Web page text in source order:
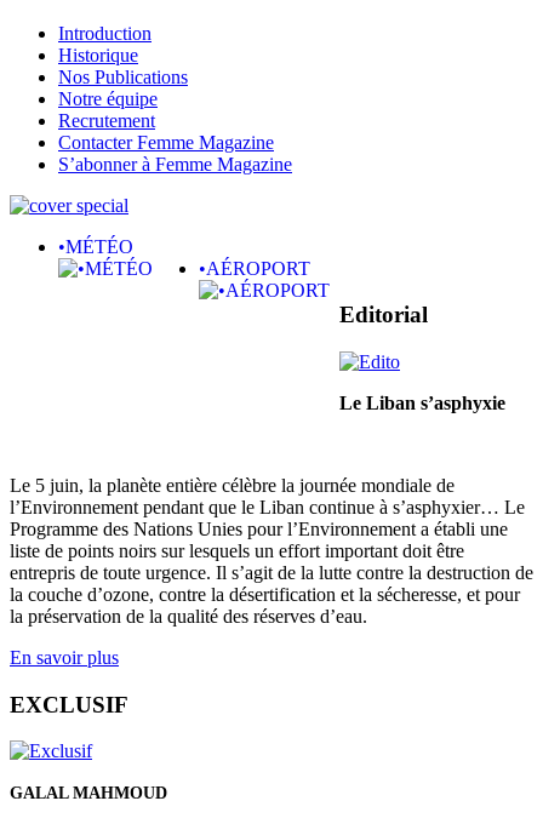
Introduction
Historique
Nos Publications
Notre équipe
Recrutement
Contacter Femme Magazine
S’abonner à Femme Magazine
•MÉTÉO
•AÉROPORT
Editorial
Le Liban s’asphyxie
Le 5 juin, la planète entière célèbre la journée mondiale de
l’Environnement pendant que le Liban continue à s’asphyxier… Le
Programme des Nations Unies pour l’Environnement a établi une
liste de points noirs sur lesquels un effort important doit être
entrepris de toute urgence. Il s’agit de la lutte contre la destruction de
la couche d’ozone, contre la désertification et la sécheresse, et pour
la préservation de la qualité des réserves d’eau.
En savoir plus
EXCLUSIF
GALAL MAHMOUD